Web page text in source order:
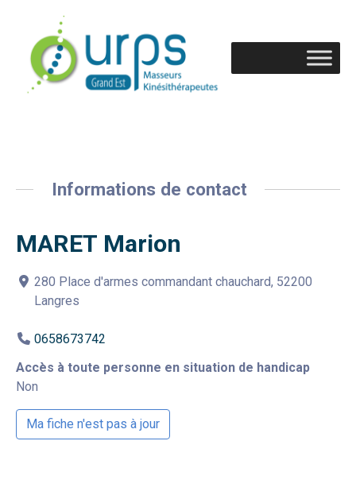
Informations de contact
MARET Marion
280 Place d'armes commandant chauchard, 52200
Langres
0658673742
Accès à toute personne en situation de handicap
Non
Ma fiche n'est pas à jour